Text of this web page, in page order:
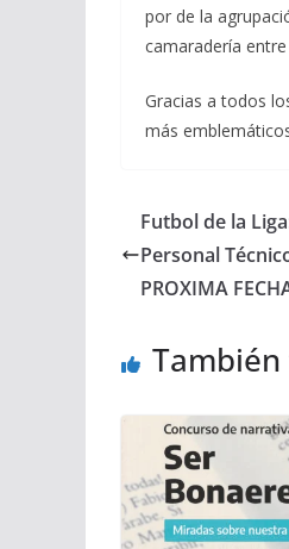
por de la
camaradería
Gracias a todos
más
Futbol de la
Personal
PROXIMA